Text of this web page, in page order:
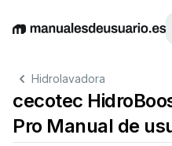
EnglishDeutschEspañol
Hidrolavadora
cecotec
Pro Manual de